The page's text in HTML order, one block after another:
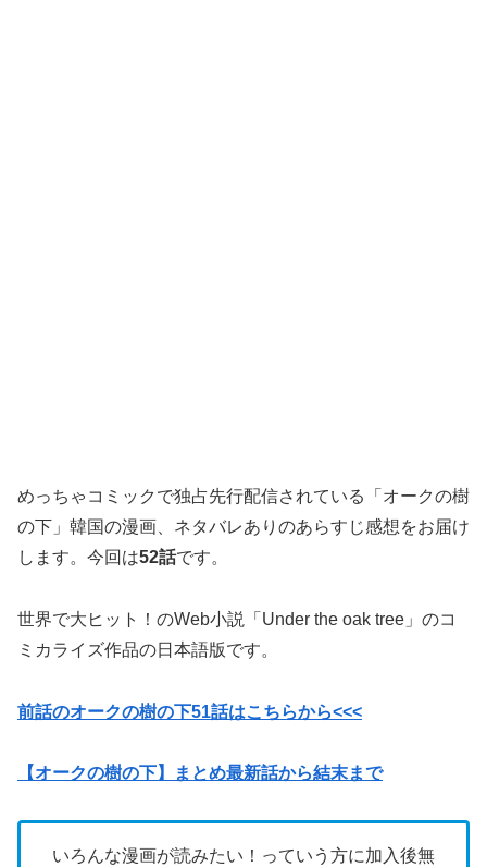
めっちゃコミックで独占先行配信されている「オークの樹
の下」韓国の漫画、ネタバレありのあらすじ感想をお届け
します。今回は52話です。
世界で大ヒット！のWeb小説「Under the oak tree」のコ
ミカライズ作品の日本語版です。
前話のオークの樹の下51話はこちらから<<<
【オークの樹の下】まとめ最新話から結末まで
いろんな漫画が読みたい！っていう方に加入後無